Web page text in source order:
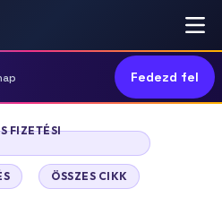
Fedezd fel
FIZETÉSI
| ÖSSZES CIKK